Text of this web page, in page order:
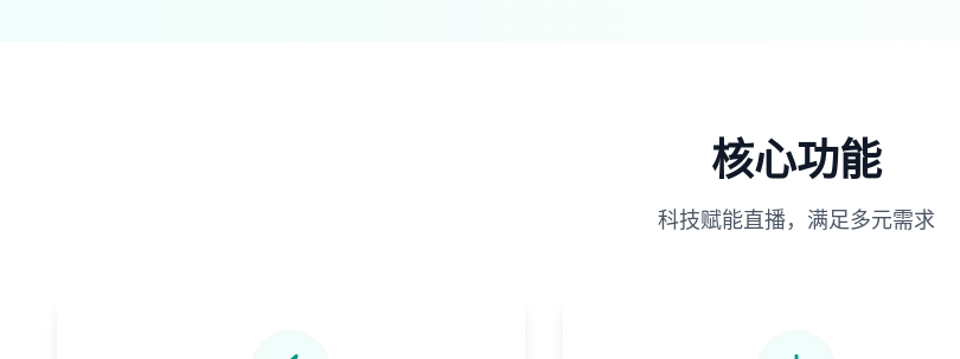
核心功能
科技赋能直播，满足多元需求